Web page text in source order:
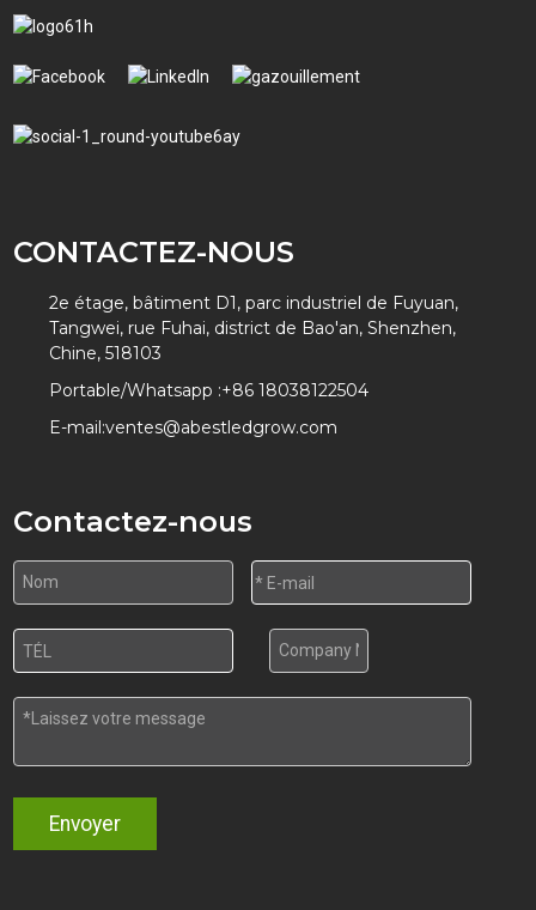
CONTACTEZ-NOUS
2e étage, bâtiment D1, parc industriel de Fuyuan,
Tangwei, rue Fuhai, district de Bao'an, Shenzhen,
Chine, 518103
Portable/Whatsapp :+86 18038122504
E-mail:ventes@abestledgrow.com
Contactez-nous
Envoyer